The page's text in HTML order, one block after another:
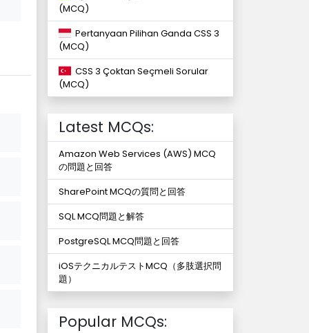
(MCQ)
Pertanyaan Pilihan Ganda CSS 3
(MCQ)
CSS 3 Çoktan Seçmeli Sorular
(MCQ)
Latest MCQs:
Amazon Web Services (AWS) MCQ
の問題と回答
SharePoint MCQの質問と回答
SQL MCQ問題と解答
PostgreSQL MCQ問題と回答
iOSテクニカルテストMCQ（多肢選択問
題）
Popular MCQs: